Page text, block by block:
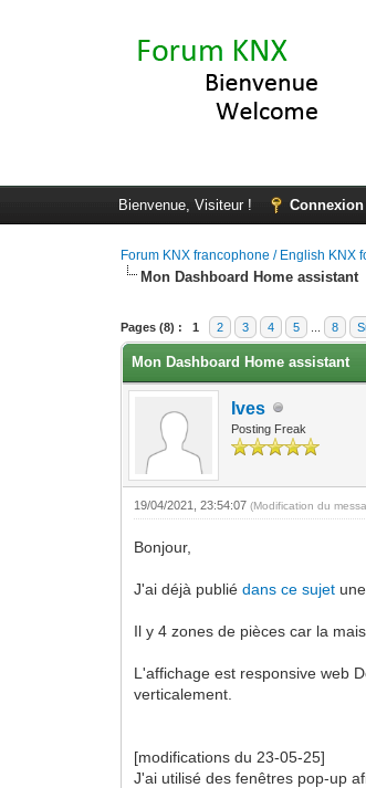
Bienvenue, Visiteur ! Connexion
Forum KNX francophone / English KNX
Mon Dashboard Home assistant
Pages (8) : 1 2 3 4 5 8
Moyenne : 5 (2 vote(s))
1
2
3
4
5
Mon Dashboard Home assistant
Ives
Posting Freak
19/04/2021, 23:54:07(Modification du
Bonjour,
J'ai déjà publiédans ce sujet
Il y 4 zones de pièces car la
L'affichage est responsive web
verticalement.
[modifications du 23-05-25]
J'ai utilisé des fenêtres pop-up